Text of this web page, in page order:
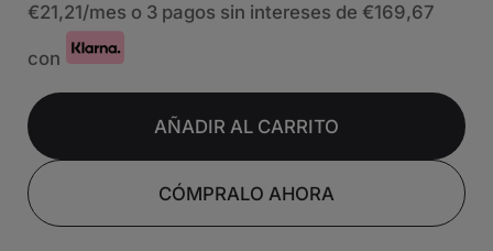
€21,21/mes o 3 pagos sin intereses de €169,67
con
AÑADIR AL CARRITO
CÓMPRALO AHORA